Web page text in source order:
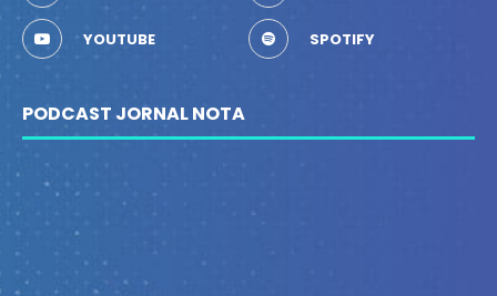
YOUTUBE SPOTIFY
PODCAST JORNAL NOTA